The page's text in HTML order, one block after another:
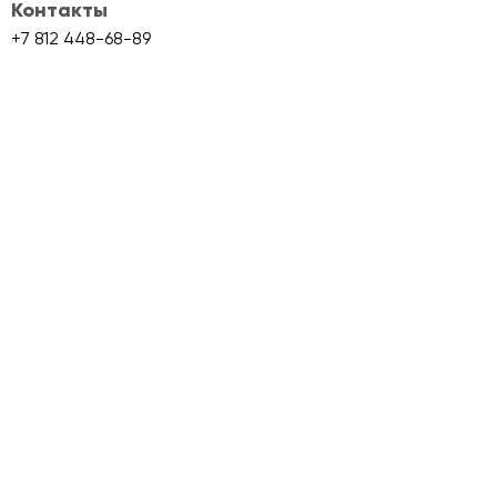
Контакты
+7 812 448-68-89